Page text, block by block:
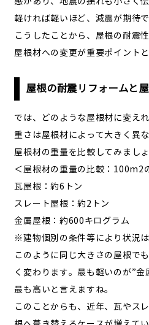
軽ければ軽いほど、減震が期待
こうしたことから、屋根の耐震
屋根材への変更が重要ポイントと
屋根の耐震リフォームと
では、どのような屋根材に変え
重さは屋根材によって大きく異
屋根材の重量を比較してみましょ
＜屋根材の重量の比較：100m2
瓦屋根：約6トン
スレート屋根：約2トン
金属屋根：約600キログラム
※建物個別の条件等により状況は
このように同じ大きさの屋根で
く変わります。最も軽いのが”
最も高いと言えますね。
このことからも、近年、瓦やス